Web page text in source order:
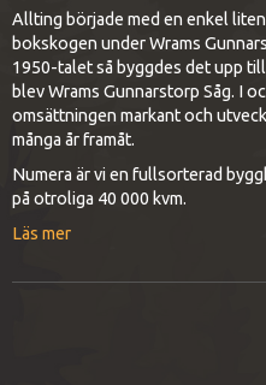
Allting började med en enkel
bokskogen under Wrams
1950-talet så byggdes det upp
blev Wrams Gunnarstorp Såg. I
omsättningen markant och
många år framåt.
Numera är vi en fullsorterad
på otroliga 40 000 kvm.
Läs mer